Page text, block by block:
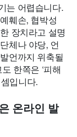
는 어렵습니다.
훼손, 협박성
장치라고 설명
체나 야당, 언
언까지 위축될
한쪽은 ‘피해
입니다.
온라인 발